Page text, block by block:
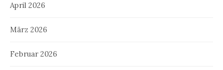
April 2026
März 2026
Februar 2026